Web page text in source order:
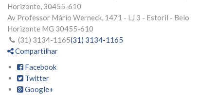
Horizonte, 30455-610
Av Professor Mário Werneck, 1471 - LJ 3 - Estoril - Belo
Horizonte MG 30455-610
(31) 3134-1165(31) 3134-1165
Compartilhar
Facebook
Twitter
Google+